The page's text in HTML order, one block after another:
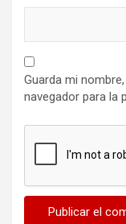
Guarda mi
navegador para la